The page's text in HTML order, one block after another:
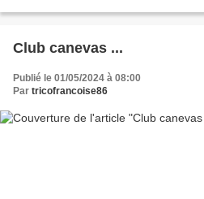
Club canevas ...
Publié le 01/05/2024 à 08:00
Par tricofrancoise86